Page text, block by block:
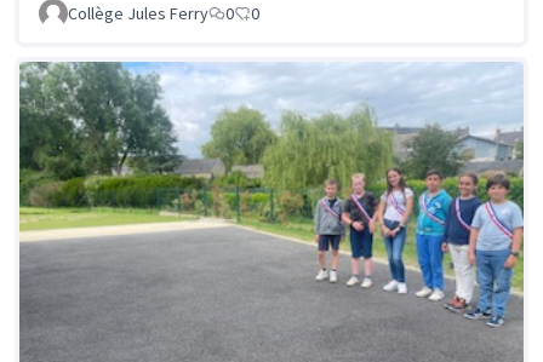
Collège Jules Ferry
0 0